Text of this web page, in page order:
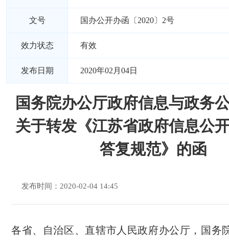
文号 国办公开办函〔2020〕2号
效力状态 有效
发布日期 2020年02月04日
国务院办公厅政府信息与政务
关于转发《江苏省政府信息公
答复规范》的函
发布时间：2020-02-04 14:45
各省、自治区、直辖市人民政府办公厅，国务